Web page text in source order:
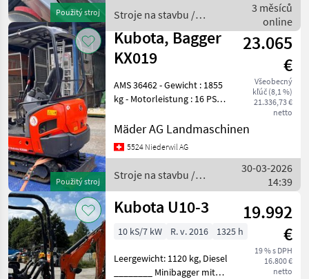
Použitý stroj
Certificate: CE Availab
Stroje na stavbu /
Kubota
3 měsíců
online
Použitý stroj
Kubota, Bagger
KX019
23.065
€
Všeobecný
kľúč (8,1 %)
21.336,73 €
netto
AMS 36462 - Gewicht : 1855
kg - Motorleistung : 16 PS
verstellbar - Grabtiefe : 2.58
Getriebe : Hydrostat 2 St
Mäder AG Landmaschinen
5524 Niederwil AG
Stroje na stavbu /
Kubota
30-03-2026
14:39
Kubota U10-3
19.992
€
19 % s DPH
16.800 €
netto
10 kS/7 kW R. v. 2016 1325 h
Leergewicht: 1120 kg, Diesel
________ Minibagger mit